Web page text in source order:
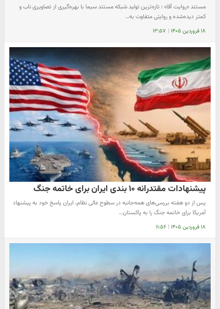
مستند «روایت آقا» ؛ تازه‌ترین تولید شبکه مستند سیما با بهره‌گیری از تصاویری ناب و
کمتر دیده‌شده و روایتی متفاوت به…
۱۸ فروردین ۱۴۰۵ | ۱۳:۵۷
پیشنهادات مقتدرانه ۱۰ بندی ایران برای خاتمه جنگ‌
پس از دو هفته بررسی‌های همه‌جانبه در سطوح عالی نظام، ایران پاسخ خود به پیشنهاد
آمریکا برای خاتمه جنگ را به پاکستان…
۱۸ فروردین ۱۴۰۵ | ۱۱:۵۶